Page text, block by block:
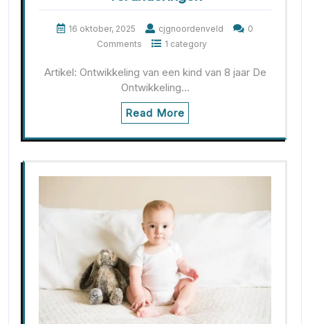
16 oktober, 2025 cjgnoordenveld
0
Comments
1 category
Artikel: Ontwikkeling van een kind van 8 jaar De
Ontwikkeling…
Read More